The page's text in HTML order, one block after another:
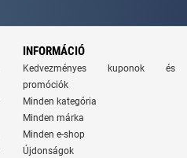
INFORMÁCIÓ
Kedvezményes kuponok és
promóciók
Minden kategória
Minden márka
Minden e-shop
Újdonságok